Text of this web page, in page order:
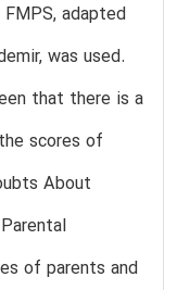
adapted
was used.
that there is a
scores of
About
of parents and